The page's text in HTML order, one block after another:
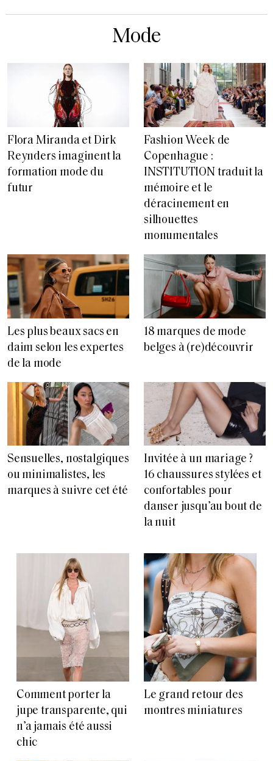
Mode
Flora Miranda et Dirk
Reynders imaginent la
formation mode du
futur
Fashion Week de
Copenhague :
INSTITUTION traduit la
mémoire et le
déracinement en
silhouettes
monumentales
Les plus beaux sacs en
daim selon les expertes
de la mode
18 marques de mode
belges à (re)découvrir
Sensuelles, nostalgiques
ou minimalistes, les
marques à suivre cet été
Invitée à un mariage ?
16 chaussures stylées et
confortables pour
danser jusqu’au bout de
la nuit
Comment porter la
jupe transparente, qui
n’a jamais été aussi
chic
Le grand retour des
montres miniatures